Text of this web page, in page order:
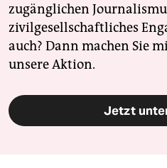
zugänglichen
zivilgesellschaftliches
auch? Dann machen Sie
unsere Aktion.
Jetzt